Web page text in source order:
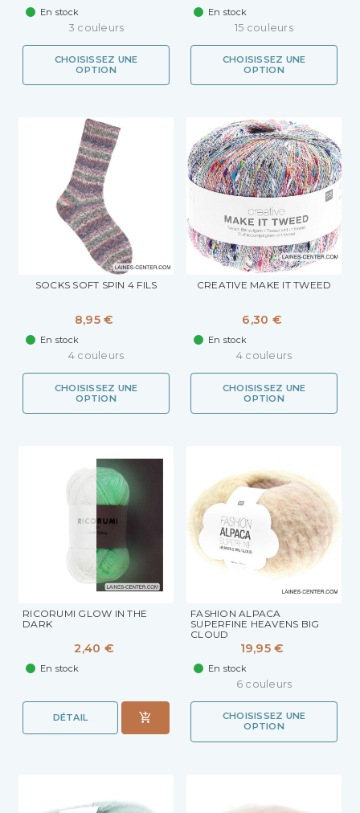
En stock
3 couleurs
CHOISISSEZ UNE
OPTION
En stock
15 couleurs
CHOISISSEZ UNE
OPTION
SOCKS SOFT SPIN 4 FILS
8,95 €
En stock
4 couleurs
CHOISISSEZ UNE
OPTION
CREATIVE MAKE IT TWEED
6,30 €
En stock
4 couleurs
CHOISISSEZ UNE
OPTION
RICORUMI GLOW IN THE
DARK
2,40 €
En stock
DÉTAIL
FASHION ALPACA
SUPERFINE HEAVENS BIG
CLOUD
19,95 €
En stock
6 couleurs
CHOISISSEZ UNE
OPTION